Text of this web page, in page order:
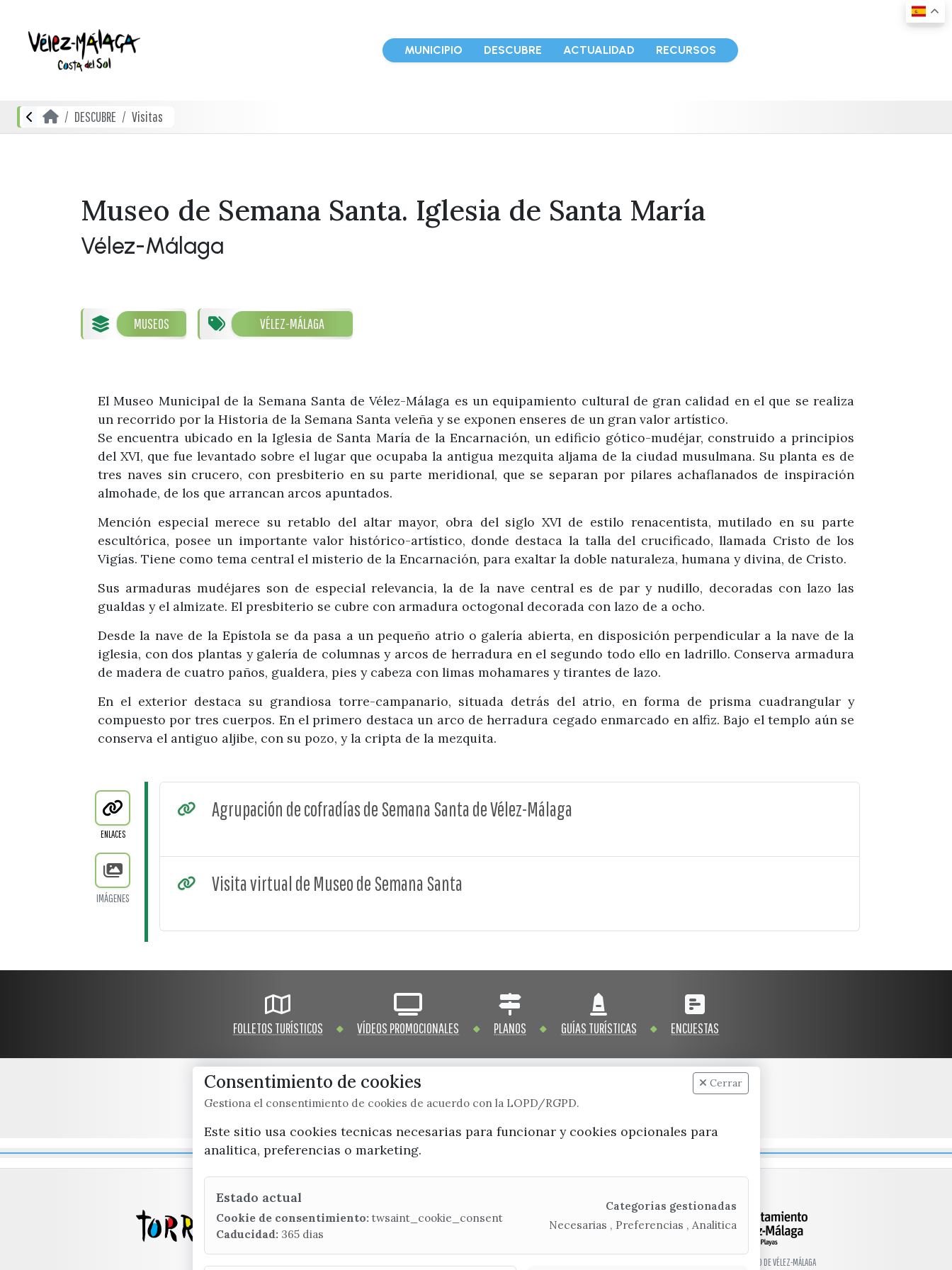
MUNICIPIO DESCUBRE ACTUALIDAD RECURSOS
DESCUBRE Visitas
Museo de Semana Santa. Iglesia de Santa María
Vélez-Málaga
MUSEOS VÉLEZ-MÁLAGA
El Museo Municipal de la Semana Santa de Vélez-Málaga es un equipamiento cultural de gran calidad en el que se realiza
un recorrido por la Historia de la Semana Santa veleña y se exponen enseres de un gran valor artístico.
Se encuentra ubicado en la Iglesia de Santa María de la Encarnación, un edificio gótico-mudéjar, construido a principios
del XVI, que fue levantado sobre el lugar que ocupaba la antigua mezquita aljama de la ciudad musulmana. Su planta es de
tres naves sin crucero, con presbiterio en su parte meridional, que se separan por pilares achaflanados de inspiración
almohade, de los que arrancan arcos apuntados.
Mención especial merece su retablo del altar mayor, obra del siglo XVI de estilo renacentista, mutilado en su parte
escultórica, posee un importante valor histórico-artístico, donde destaca la talla del crucificado, llamada Cristo de los
Vigías. Tiene como tema central el misterio de la Encarnación, para exaltar la doble naturaleza, humana y divina, de Cristo.
Sus armaduras mudéjares son de especial relevancia, la de la nave central es de par y nudillo, decoradas con lazo las
gualdas y el almizate. El presbiterio se cubre con armadura octogonal decorada con lazo de a ocho.
Desde la nave de la Epístola se da pasa a un pequeño atrio o galería abierta, en disposición perpendicular a la nave de la
iglesia, con dos plantas y galería de columnas y arcos de herradura en el segundo todo ello en ladrillo. Conserva armadura
de madera de cuatro paños, gualdera, pies y cabeza con limas mohamares y tirantes de lazo.
En el exterior destaca su grandiosa torre-campanario, situada detrás del atrio, en forma de prisma cuadrangular y
compuesto por tres cuerpos. En el primero destaca un arco de herradura cegado enmarcado en alfiz. Bajo el templo aún se
conserva el antiguo aljibe, con su pozo, y la cripta de la mezquita.
ENLACES
IMÁGENES
Agrupación de cofradías de Semana Santa de Vélez-Málaga
Visita virtual de Museo de Semana Santa
FOLLETOS TURÍSTICOS VÍDEOS PROMOCIONALES PLANOS GUÍAS TURÍSTICAS ENCUESTAS
instagram
turismo@velezmalaga.es
© EXCMO. AYUNTAMIENTO DE VÉLEZ-MÁLAGA
Consentimiento de cookies
Gestiona el consentimiento de cookies de acuerdo con la LOPD/RGPD.
Cerrar
Este sitio usa cookies tecnicas necesarias para funcionar y cookies opcionales para
analitica, preferencias o marketing.
Estado actual
Cookie de consentimiento: twsaint_cookie_consent
Caducidad: 365 dias
Categorias gestionadas
Necesarias , Preferencias , Analitica